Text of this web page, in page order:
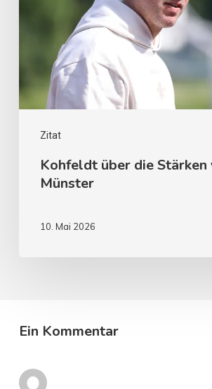
Zitat
Kohfeldt über die Stärken
Münster
10. Mai 2026
Ein Kommentar